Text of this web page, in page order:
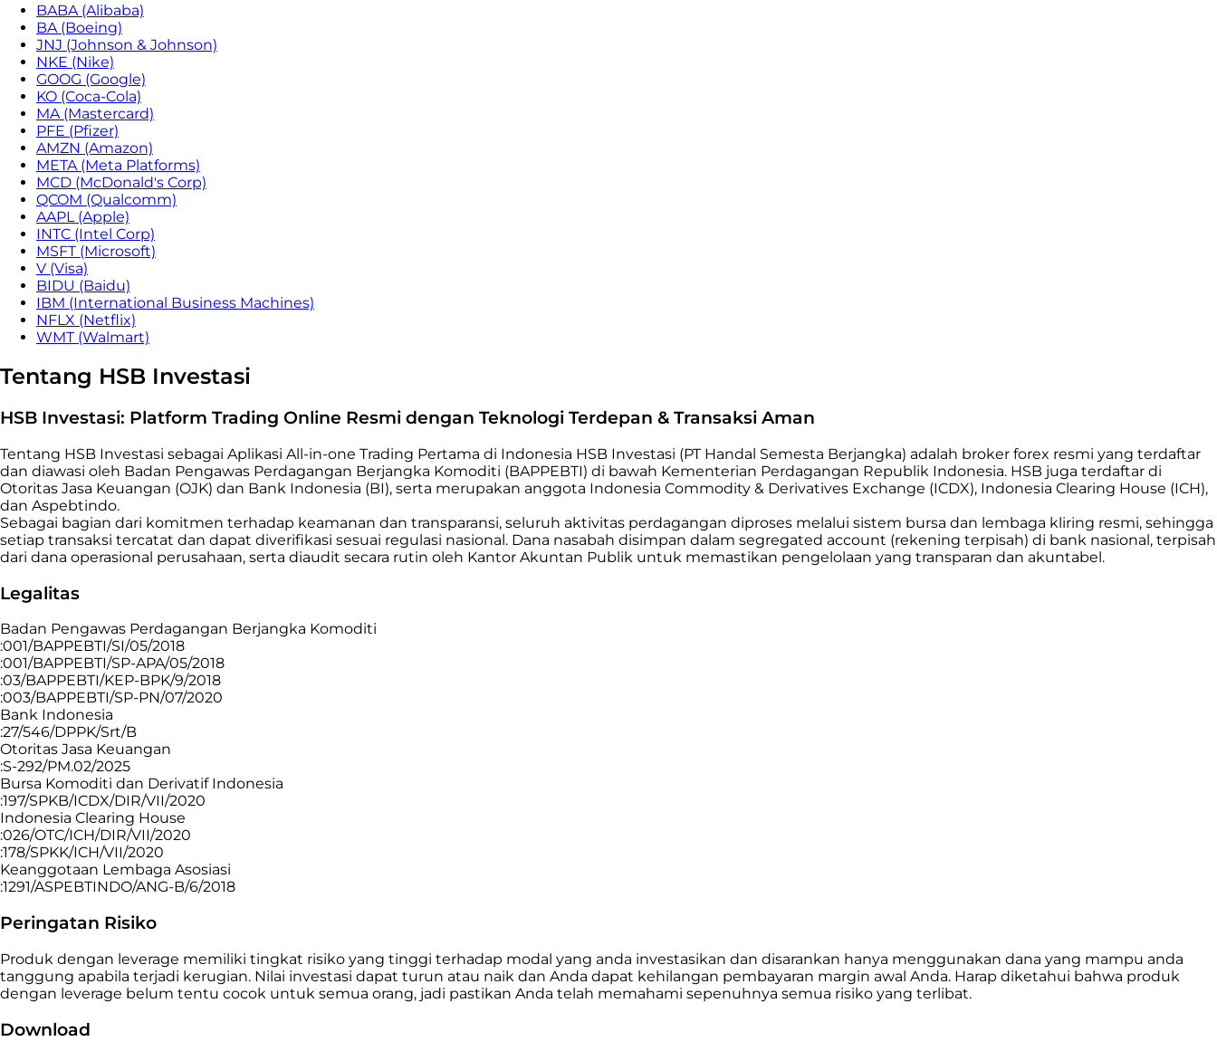
BABA (Alibaba)
BA (Boeing)
JNJ (Johnson & Johnson)
NKE (Nike)
GOOG (Google)
KO (Coca-Cola)
MA (Mastercard)
PFE (Pfizer)
AMZN (Amazon)
META (Meta Platforms)
MCD (McDonald's Corp)
QCOM (Qualcomm)
AAPL (Apple)
INTC (Intel Corp)
MSFT (Microsoft)
V (Visa)
BIDU (Baidu)
IBM (International Business Machines)
NFLX (Netflix)
WMT (Walmart)
Tentang HSB Investasi
HSB Investasi: Platform Trading Online Resmi dengan Teknologi Terdepan & Transaksi Aman
Tentang HSB Investasi sebagai Aplikasi All-in-one Trading Pertama di Indonesia HSB Investasi (PT Handal Semesta Berjangka) adalah broker forex resmi yang terdaftar
dan diawasi oleh Badan Pengawas Perdagangan Berjangka Komoditi (BAPPEBTI) di bawah Kementerian Perdagangan Republik Indonesia. HSB juga terdaftar di
Otoritas Jasa Keuangan (OJK) dan Bank Indonesia (BI), serta merupakan anggota Indonesia Commodity & Derivatives Exchange (ICDX), Indonesia Clearing House (ICH),
dan Aspebtindo.
Sebagai bagian dari komitmen terhadap keamanan dan transparansi, seluruh aktivitas perdagangan diproses melalui sistem bursa dan lembaga kliring resmi, sehingga
setiap transaksi tercatat dan dapat diverifikasi sesuai regulasi nasional. Dana nasabah disimpan dalam segregated account (rekening terpisah) di bank nasional, terpisah
dari dana operasional perusahaan, serta diaudit secara rutin oleh Kantor Akuntan Publik untuk memastikan pengelolaan yang transparan dan akuntabel.
Legalitas
Badan Pengawas Perdagangan Berjangka Komoditi
:001/BAPPEBTI/SI/05/2018
:001/BAPPEBTI/SP-APA/05/2018
:03/BAPPEBTI/KEP-BPK/9/2018
:003/BAPPEBTI/SP-PN/07/2020
Bank Indonesia
:27/546/DPPK/Srt/B
Otoritas Jasa Keuangan
:S-292/PM.02/2025
Bursa Komoditi dan Derivatif Indonesia
:197/SPKB/ICDX/DIR/VII/2020
Indonesia Clearing House
:026/OTC/ICH/DIR/VII/2020
:178/SPKK/ICH/VII/2020
Keanggotaan Lembaga Asosiasi
:1291/ASPEBTINDO/ANG-B/6/2018
Peringatan Risiko
Produk dengan leverage memiliki tingkat risiko yang tinggi terhadap modal yang anda investasikan dan disarankan hanya menggunakan dana yang mampu anda
tanggung apabila terjadi kerugian. Nilai investasi dapat turun atau naik dan Anda dapat kehilangan pembayaran margin awal Anda. Harap diketahui bahwa produk
dengan leverage belum tentu cocok untuk semua orang, jadi pastikan Anda telah memahami sepenuhnya semua risiko yang terlibat.
Download